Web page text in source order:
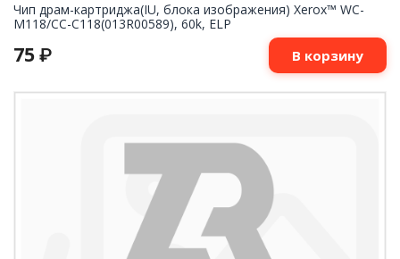
Чип драм-картриджа(IU, блока изображения) Xerox™ WC-
M118/СС-С118(013R00589), 60k, ELP
75 ₽ В корзину